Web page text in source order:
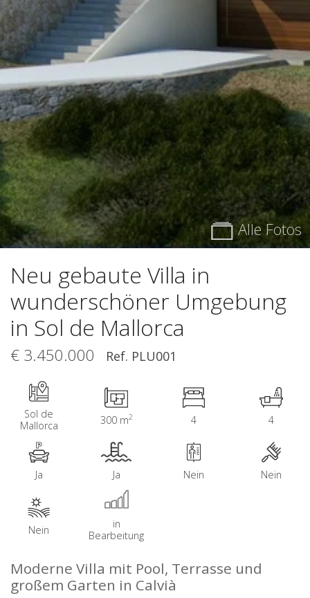
Alle Fotos
Neu gebaute Villa in
wunderschöner Umgebung
in Sol de Mallorca
€ 3.450.000 Ref. PLU001
Sol de
Mallorca
300 m2 4 4
Ja Ja Nein Nein
Nein
in
Bearbeitung
Moderne Villa mit Pool, Terrasse und
großem Garten in Calvià